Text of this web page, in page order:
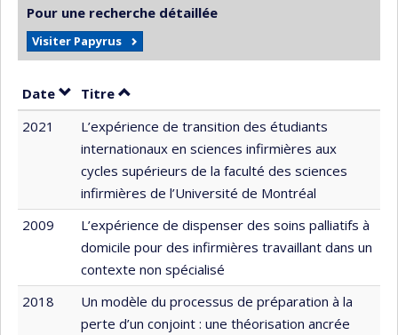
Pour une recherche détaillée
Visiter Papyrus
Date Trier par date en ordre décroissant
Titre Trier par titre en ordre décroissant
2021
L’expérience de transition des étudiants
internationaux en sciences infirmières aux
cycles supérieurs de la faculté des sciences
infirmières de l’Université de Montréal
2009
L’expérience de dispenser des soins palliatifs à
domicile pour des infirmières travaillant dans un
contexte non spécialisé
2018
Un modèle du processus de préparation à la
perte d’un conjoint : une théorisation ancrée